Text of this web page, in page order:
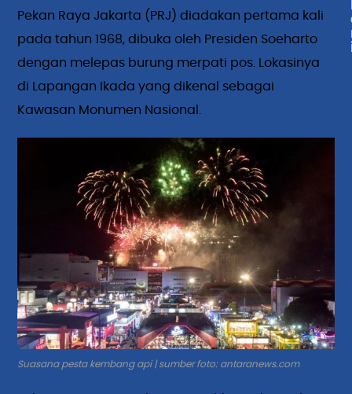
Pekan Raya Jakarta (PRJ) diadakan pertama kali
pada tahun 1968, dibuka oleh Presiden Soeharto
dengan melepas burung merpati pos. Lokasinya
di Lapangan Ikada yang dikenal sebagai
Kawasan Monumen Nasional.
Suasana pesta kembang api | sumber foto: antaranews.com